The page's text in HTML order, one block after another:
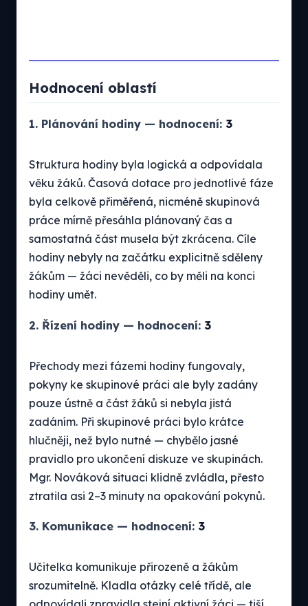
Hodnocení oblastí
1. Plánování hodiny — hodnocení: 3
Struktura hodiny byla logická a odpovídala
věku žáků. Časová dotace pro jednotlivé fáze
byla celkově přiměřená, nicméně skupinová
práce mírně přesáhla plánovaný čas a
samostatná část musela být zkrácena. Cíle
hodiny nebyly na začátku explicitně sděleny
žákům — žáci nevěděli, co by měli na konci
hodiny umět.
2. Řízení hodiny — hodnocení: 3
Přechody mezi fázemi hodiny fungovaly,
pokyny ke skupinové práci ale byly zadány
pouze ústně a část žáků si nebyla jistá
zadáním. Při skupinové práci bylo krátce
hlučněji, než bylo nutné — chybělo jasné
pravidlo pro ukončení diskuze ve skupinách.
Mgr. Nováková situaci klidně zvládla, přesto
ztratila asi 2–3 minuty na opakování pokynů.
3. Komunikace — hodnocení: 3
Učitelka komunikuje přirozeně a žákům
srozumitelně. Kladla otázky celé třídě, ale